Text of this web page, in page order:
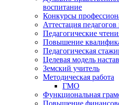
воспитание
Конкурсы
Аттестация
Педагогические
Повышение
Педагогическая
Целевая модель
Земский учитель
Методическая работа
ГМО
Функциональная